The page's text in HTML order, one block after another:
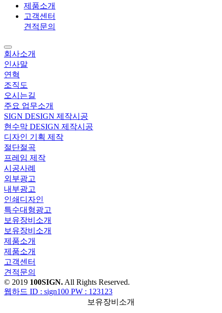
제품소개
고객센터
견적문의
회사소개
인사말
연혁
조직도
오시는길
주요 업무소개
SIGN DESIGN 제작시공
현수막 DESIGN 제작시공
디자인 기획 제작
절단절곡
프레임 제작
시공사례
외부광고
내부광고
인쇄디자인
특수대형광고
보유장비소개
보유장비소개
제품소개
제품소개
고객센터
견적문의
© 2019 100SIGN. All Rights Reserved.
웹하드 ID : sign100 PW : 123123
보유장비소개